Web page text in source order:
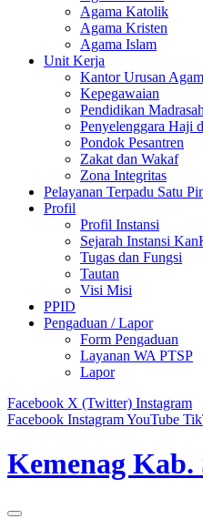
Agama Katolik
Agama Kristen
Agama Islam
Unit Kerja
Kantor Urusan
Kepegawaian
Pendidikan Madrasah
Penyelenggara Haji
Pondok Pesantren
Zakat dan Wakaf
Zona Integritas
Pelayanan Terpadu Satu
Profil
Profil Instansi
Sejarah Instansi
Tugas dan Fungsi
Tautan
Visi Misi
PPID
Pengaduan / Lapor
Form Pengaduan
Layanan WA PTSP
Lapor
Facebook X (Twitter) Instagram
Facebook InstagramYouTube
Kemenag Kab.